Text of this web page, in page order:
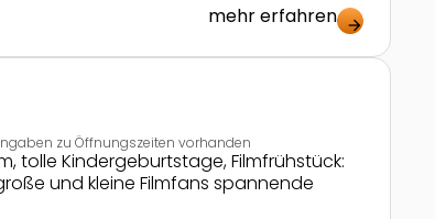
mehr erfahren arrow_forward
zu Öffnungszeiten vorhanden
tolle Kindergeburtstage, Filmfrühstück:
und kleine Filmfans spannende